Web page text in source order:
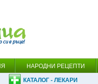
НАРОДНИ РЕЦЕПТИ
КАТАЛОГ - ЛЕКАРИ